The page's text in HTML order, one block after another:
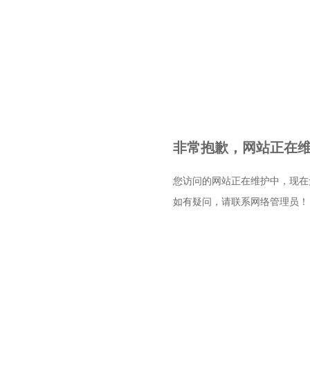
非常抱歉，网站正在
您访问的网站正在维护中，现
如有疑问，请联系网络管理员！